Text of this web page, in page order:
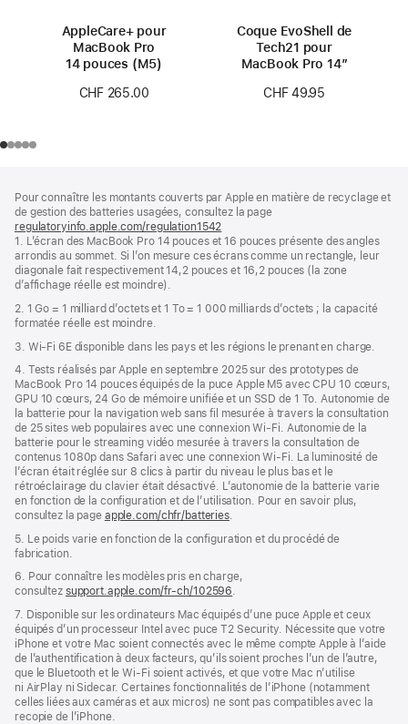
AppleCare+ pour
MacBook Pro
14 pouces (M5)
CHF 265.00
Coque EvoShell de
Tech21 pour
MacBook Pro 14″
CHF 49.95
de
page
de
bas
de
page
Pour connaître les montants couverts par Apple en matière de recyclage et
de gestion des batteries usagées, consultez la page
regulatoryinfo.apple.com/regulation1542
dans
une
nouvelle
1. L’écran des MacBook Pro 14 pouces et 16 pouces présente des angles
arrondis au sommet. Si l’on mesure ces écrans comme un rectangle, leur
diagonale fait respectivement 14,2 pouces et 16,2 pouces (la zone
d’affichage réelle est moindre).
2. 1 Go = 1 milliard d’octets et 1 To = 1 000 milliards d’octets ; la capacité
formatée réelle est moindre.
3. Wi-Fi 6E disponible dans les pays et les régions le prenant en charge.
4. Tests réalisés par Apple en septembre 2025 sur des prototypes de
MacBook Pro 14 pouces équipés de la puce Apple M5 avec CPU 10 cœurs,
GPU 10 cœurs, 24 Go de mémoire unifiée et un SSD de 1 To. Autonomie de
la batterie pour la navigation web sans fil mesurée à travers la consultation
de 25 sites web populaires avec une connexion Wi-Fi. Autonomie de la
batterie pour le streaming vidéo mesurée à travers la consultation de
contenus 1080p dans Safari avec une connexion Wi-Fi. La luminosité de
l’écran était réglée sur 8 clics à partir du niveau le plus bas et le
rétroéclairage du clavier était désactivé. L’autonomie de la batterie varie
en fonction de la configuration et de l’utilisation. Pour en savoir plus,
consultez la page apple.com/chfr/batteries.
5. Le poids varie en fonction de la configuration et du procédé de
fabrication.
6. Pour connaître les modèles pris en charge,
consultez support.apple.com/fr-ch/102596.
7. Disponible sur les ordinateurs Mac équipés d’une puce Apple et ceux
équipés d’un processeur Intel avec puce T2 Security. Nécessite que votre
iPhone et votre Mac soient connectés avec le même compte Apple à l’aide
de l’authentification à deux facteurs, qu’ils soient proches l’un de l’autre,
que le Bluetooth et le Wi-Fi soient activés, et que votre Mac n’utilise
ni AirPlay ni Sidecar. Certaines fonctionnalités de l’iPhone (notamment
celles liées aux caméras et aux micros) ne sont pas compatibles avec la
recopie de l’iPhone.